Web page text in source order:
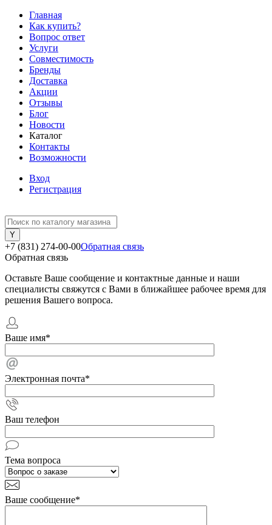
Главная
Как купить?
Вопрос ответ
Услуги
Совместимость
Бренды
Доставка
Акции
Отзывы
Блог
Новости
Каталог
Контакты
Возможности
Вход
Регистрация
+7 (831) 274-00-00Обратная связь
Обратная связь
Оставьте Ваше сообщение и контактные данные и наши
специалисты свяжутся с Вами в ближайшее рабочее время для
решения Вашего вопроса.
Ваше имя*
Электронная почта*
Ваш телефон
Тема вопроса
Ваше сообщение*